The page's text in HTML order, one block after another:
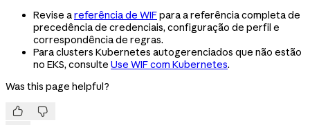
Revise areferência de WIFpara a referência completa de
precedência de credenciais, configuração de perfil e
correspondência de regras.
Para clusters Kubernetes autogerenciados que não estão
no EKS, consulte Use WIF com Kubernetes.
Was this page helpful?
 